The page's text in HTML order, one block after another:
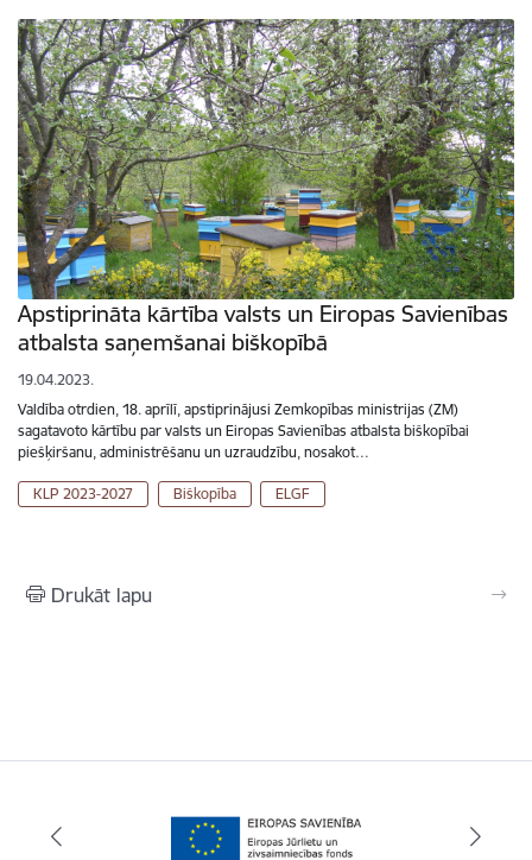
Apstiprināta kārtība valsts un Eiropas Savienības
atbalsta saņemšanai biškopībā
19.04.2023.
Valdība otrdien, 18. aprīlī, apstiprinājusi Zemkopības ministrijas (ZM)
sagatavoto kārtību par valsts un Eiropas Savienības atbalsta biškopībai
piešķiršanu, administrēšanu un uzraudzību, nosakot…
KLP 2023-2027 Biškopība ELGF
Drukāt lapu